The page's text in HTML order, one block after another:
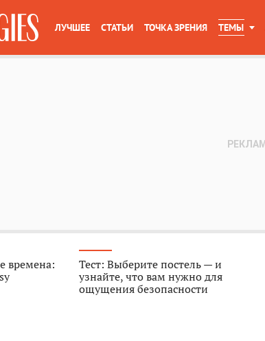
ЛУЧШЕЕ СТАТЬИ ТОЧКА ЗРЕНИЯ ТЕМЫ
времена:
Тест: Выберите постель — и
узнайте, что вам нужно для
ощущения безопасности